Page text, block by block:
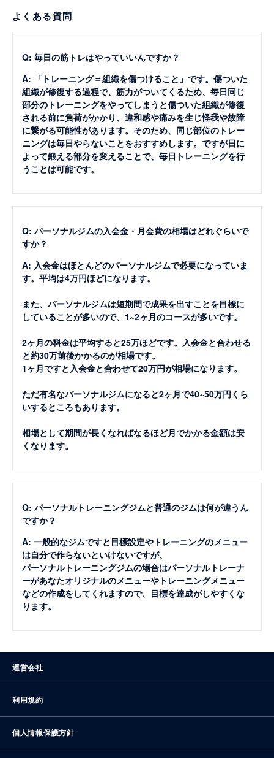
よくある質問
Q: 毎日の筋トレはやっていいんですか？
A: 「トレーニング＝組織を傷つけること」です。傷ついた
組織が修復する過程で、筋力がついてくるため、毎日同じ
部分のトレーニングをやってしまうと傷ついた組織が修復
される前に負荷がかかり、違和感や痛みを生じ怪我や故障
に繋がる可能性があります。そのため、同じ部位のトレー
ニングは毎日やらないことをおすすめします。ですが日に
よって鍛える部分を変えることで、毎日トレーニングを行
うことは可能です。
Q: パーソナルジムの入会金・月会費の相場はどれぐらいで
すか？
A: 入会金はほとんどのパーソナルジムで必要になっていま
す。平均は4万円ほどになります。
また、パーソナルジムは短期間で成果を出すことを目標に
していることが多いので、1~2ヶ月のコースが多いです。
2ヶ月の料金は平均すると25万ほどです。入会金と合わせる
と約30万前後かかるのが相場です。
1ヶ月ですと入会金と合わせて20万円が相場になります。
ただ有名なパーソナルジムになると2ヶ月で40~50万円くら
いするところもあります。
相場として期間が長くなればなるほど月でかかる金額は安
くなります。
Q: パーソナルトレーニングジムと普通のジムは何が違うん
ですか？
A: 一般的なジムですと目標設定やトレーニングのメニュー
は自分で作らないといけないですが、
パーソナルトレーニングジムの場合はパーソナルトレーナ
ーがあなたオリジナルのメニューやトレーニングメニュー
などの作成をしてくれますので、目標を達成がしやすくな
ります。
運営会社
利用規約
個人情報保護方針